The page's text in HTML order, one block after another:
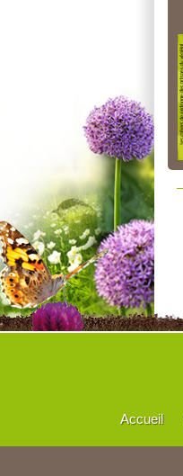
Accueil